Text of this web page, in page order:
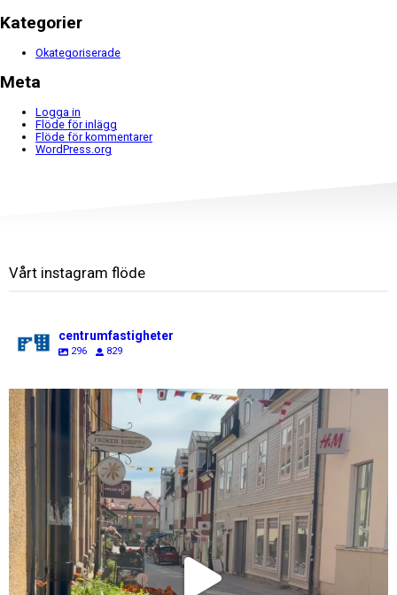
Kategorier
Okategoriserade
Meta
Logga in
Flöde för inlägg
Flöde för kommentarer
WordPress.org
Vårt instagram flöde
centrumfastigheter
296 829
centrumfastigheter
Jul 31